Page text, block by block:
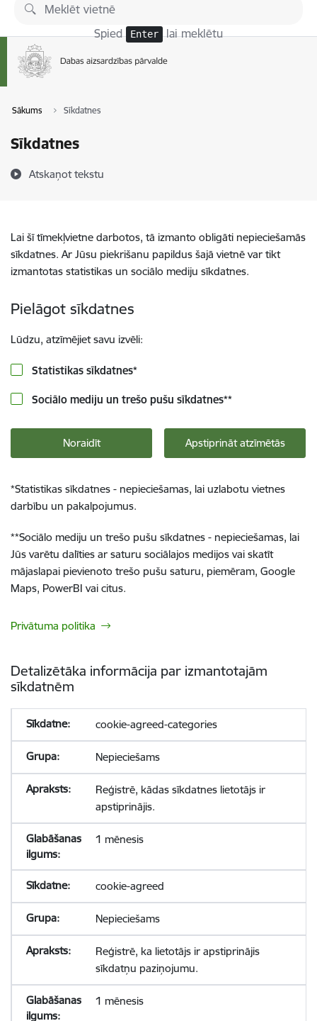
Pāriet uz lapas saturu
Spied Enter lai meklētu
Sākums Sīkdatnes
Sīkdatnes
Atskaņot tekstu
Lai šī tīmekļvietne darbotos, tā izmanto obligāti nepieciešamās
sīkdatnes. Ar Jūsu piekrišanu papildus šajā vietnē var tikt
izmantotas statistikas un sociālo mediju sīkdatnes.
Pielāgot sīkdatnes
Lūdzu, atzīmējiet savu izvēli:
Statistikas sīkdatnes*
Sociālo mediju un trešo pušu sīkdatnes**
Noraidīt Apstiprināt atzīmētās
*Statistikas sīkdatnes - nepieciešamas, lai uzlabotu vietnes
darbību un pakalpojumus.
**Sociālo mediju un trešo pušu sīkdatnes - nepieciešamas, lai
Jūs varētu dalīties ar saturu sociālajos medijos vai skatīt
mājaslapai pievienoto trešo pušu saturu, piemēram, Google
Maps, PowerBI vai citus.
Privātuma politika
Detalizētāka informācija par izmantotajām
sīkdatnēm
cookie-agreed-categories
Nepieciešams
Reģistrē, kādas sīkdatnes lietotājs ir
apstiprinājis.
1 mēnesis
cookie-agreed
Nepieciešams
Reģistrē, ka lietotājs ir apstiprinājis
sīkdatņu paziņojumu.
1 mēnesis